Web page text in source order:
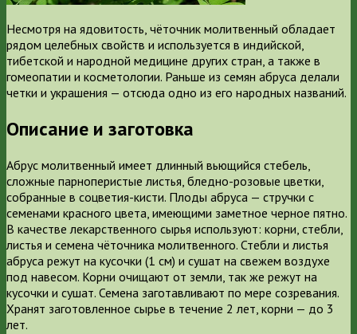
Несмотря на ядовитость, чёточник молитвенный обладает
рядом целебных свойств и используется в индийской,
тибетской и народной медицине других стран, а также в
гомеопатии и косметологии. Раньше из семян абруса делали
четки и украшения — отсюда одно из его народных названий.
Описание и заготовка
Абрус молитвенный имеет длинный вьющийся стебель,
сложные парноперистые листья, бледно-розовые цветки,
собранные в соцветия-кисти. Плоды абруса — стручки с
семенами красного цвета, имеющими заметное черное пятно.
В качестве лекарственного сырья используют: корни, стебли,
листья и семена чёточника молитвенного. Стебли и листья
абруса режут на кусочки (1 см) и сушат на свежем воздухе
под навесом. Корни очищают от земли, так же режут на
кусочки и сушат. Семена заготавливают по мере созревания.
Хранят заготовленное сырье в течение 2 лет, корни — до 3
лет.